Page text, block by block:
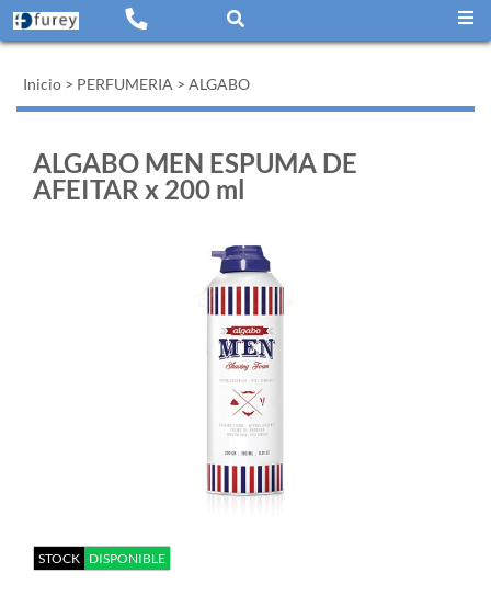
Inicio > PERFUMERIA > ALGABO
ALGABO MEN ESPUMA DE
AFEITAR x 200 ml
STOCK DISPONIBLE